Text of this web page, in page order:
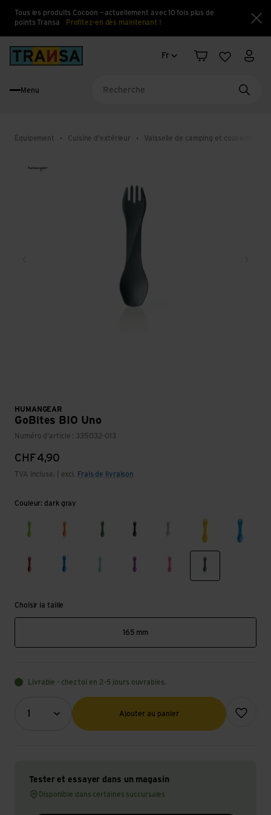
Tous les produits Cocoon – actuellement avec 10 fois plus de
points Transa
Profitez-en dès maintenant !
Changement de langue
Fr
PanierListe Mon
Menu
Équipement Cuisine d'extérieur Vaisselle de camping et couverts
HUMANGEAR
GoBites BIO Uno
Numéro d'article : 335032-013
CHF4,90
TVA incluse. | excl. Frais de livraison
Couleur: dark gray
light greenorange medium green
black light grayyellow light
red dark bluemint greenmagentapink dark gray
Choisir la taille
165 mm
Livrable - chez toi en 2-5 jours ouvrables.
1
Quantité (optionnel)
Ajouter au panier
Ajouter à
Tester et essayer dans un magasin
Disponible dans certaines succursales